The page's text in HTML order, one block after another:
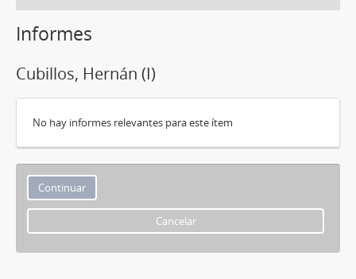
Informes
Cubillos, Hernán (I)
No hay informes relevantes para este ítem
Cancelar